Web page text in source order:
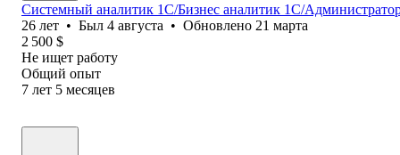
Системный аналитик 1С/Бизнес аналитик 1С/
26 лет • Был 4 августа • Обновлено 21 марта
2 500 $
Не ищет работу
Общий опыт
7 лет 5 месяцев